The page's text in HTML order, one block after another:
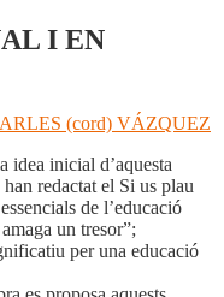
I EN
(cord) VÁZQUEZ
idea inicial d’aquesta
redactat el Si us plau
de l’educació
un tresor”;
per una educació